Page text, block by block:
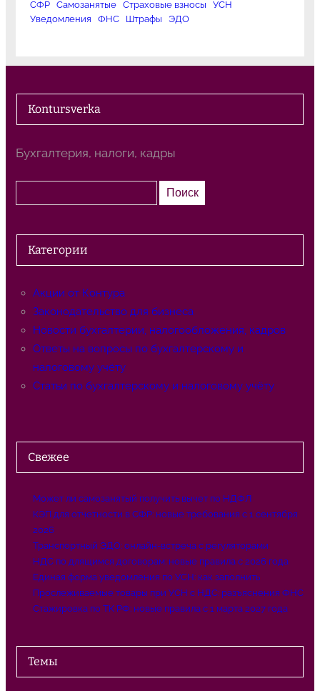
СФР
Самозанятые Страховые взносы
УСН
Уведомления
ФНС Штрафы ЭДО
Kontursverka
Бухгалтерия, налоги, кадры
о
к
Поиск
Категории
Акции от Контура
Законодательство для бизнеса
Новости бухгалтерии, налогообложения, кадров
Ответы на вопросы по бухгалтерскому и
налоговому учёту
Статьи по бухгалтерскому и налоговому учёту
Свежее
Может ли самозанятый получить вычет по НДФЛ
КЭП для отчетности в СФР: новые требования с 1 сентября
2026
Транспортный ЭДО: онлайн-встреча с регуляторами
НДС по длящимся договорам: новые правила с 2026 года
Единая форма уведомления по УСН: как заполнить
Прослеживаемые товары при УСН с НДС: разъяснения ФНС
Стажировка по ТК РФ: новые правила с 1 марта 2027 года
Темы